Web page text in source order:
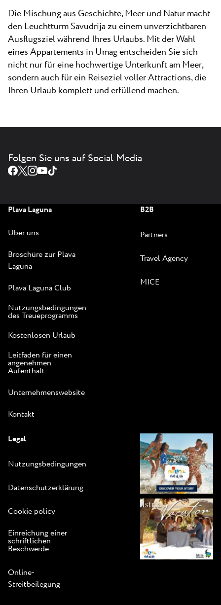
Die Mischung aus Geschichte, Meer und Natur macht
den Leuchtturm Savudrija zu einem unverzichtbaren
Ausflugsziel während Ihres Urlaubs. Mit der Wahl
eines Appartements in Umag entscheiden Sie sich
nicht nur für eine hochwertige Unterkunft am Meer,
sondern auch für ein Reiseziel voller Attractions, die
Ihren Urlaub komplett und erfüllend machen.
Folgen Sie uns auf Social Media
Plava Laguna
Über uns
Broschüre zur Plava
Laguna
Plava Laguna Club
Nutzungsbedingungen
des Treueprogramms
Kostenlosen Urlaub
Leitfaden für einen
angenehmen
Aufenthalt
Unternehmenswebsite
Kontakt
B2B
Partners
Travel Agency
MICE
Legal
Nutzungsbedingungen
Datenschutzerklärung
Cookie policy
Einreichung einer
schriftlichen
Beschwerde
Online-
Streitbeilegung